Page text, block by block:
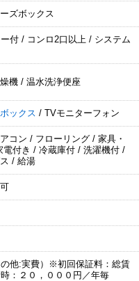
ズボックス
ー付 / コンロ2口以上 / システム
機 / 温水洗浄便座
ックス / TVモニターフォン
コン / フローリング / 家具・
付き / 冷蔵庫付 / 洗濯機付 /
ス / 給湯
他:実費）※初回保証料：総賃
：２０，０００円／年毎